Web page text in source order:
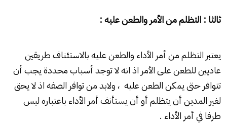
ثالثا : التظلم من الأمر والطعن عليه :
يعتبر التظلم من أمر الأداء والطعن عليه بالاستئناف طريقين
عاديين للطعن على الأمر اذ انه لا توجد أسباب محددة يجب أن
تتوافر حتى يمكن الطعن عليه ، ولابد من توافر الصفه اذ لا يحق
لغير المدين أن يتظلم أو أن يستأنف أمر الأداء باعتباره ليس
طرفا في أمر الأداء .